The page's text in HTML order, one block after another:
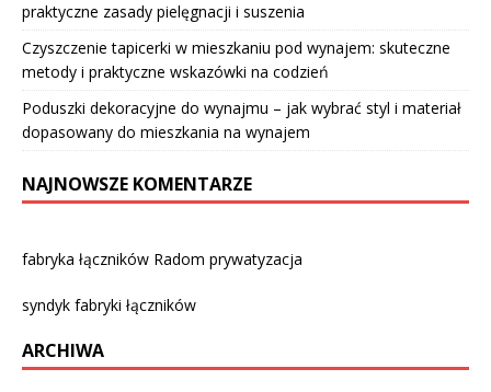
praktyczne zasady pielęgnacji i suszenia
Czyszczenie tapicerki w mieszkaniu pod wynajem: skuteczne
metody i praktyczne wskazówki na codzień
Poduszki dekoracyjne do wynajmu – jak wybrać styl i materiał
dopasowany do mieszkania na wynajem
NAJNOWSZE KOMENTARZE
fabryka łączników Radom prywatyzacja
syndyk fabryki łączników
ARCHIWA